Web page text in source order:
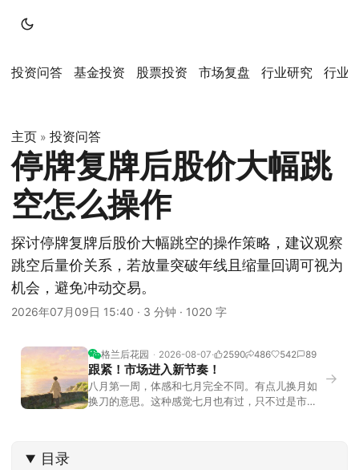
投资问答 基金投资 股票投资 市场复盘 行业研究 行业
主页 » 投资问答
停牌复牌后股价大幅跳
空怎么操作
探讨停牌复牌后股价大幅跳空的操作策略，建议观察
跳空后量价关系，若放量突破年线且缩量回调可视为
机会，避免冲动交易。
2026年07月09日 15:40 · 3 分钟 · 1020 字
格兰后花园 2026-08-07 2590 486 542 89
跟紧！市场进入新节奏！
八月第一周，体感和七月完全不同。有点儿换月如
换刀的意思。这种感觉七月也有过，只不过是市场
→
目录